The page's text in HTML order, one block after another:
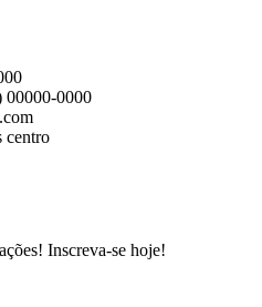
00000-0000
centro
Inscreva-se hoje!